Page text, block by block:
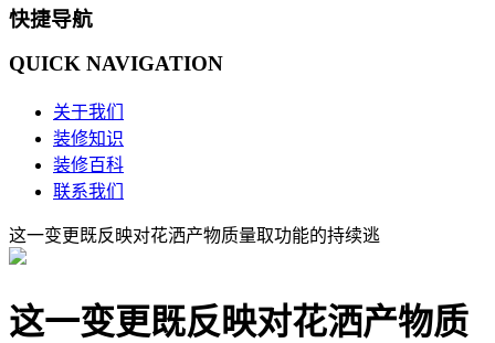
快捷导航
QUICK NAVIGATION
关于我们
装修知识
装修百科
联系我们
这一变更既反映对花洒产物质量取功能的持续逃
这一变更既反映对花洒产物质